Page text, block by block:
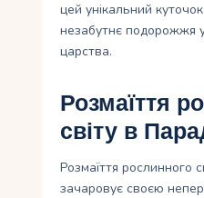
цей унікальний
незабутнє подорожжя
царства.
Розмаїття
світу в
Розмаїття рослинного
зачаровує своєю